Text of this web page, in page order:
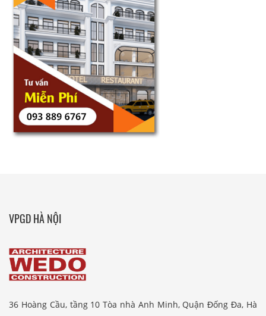
VPGD HÀ NỘI
36 Hoàng Cầu, tầng 10 Tòa nhà Anh Minh, Quận Đống Đa, Hà